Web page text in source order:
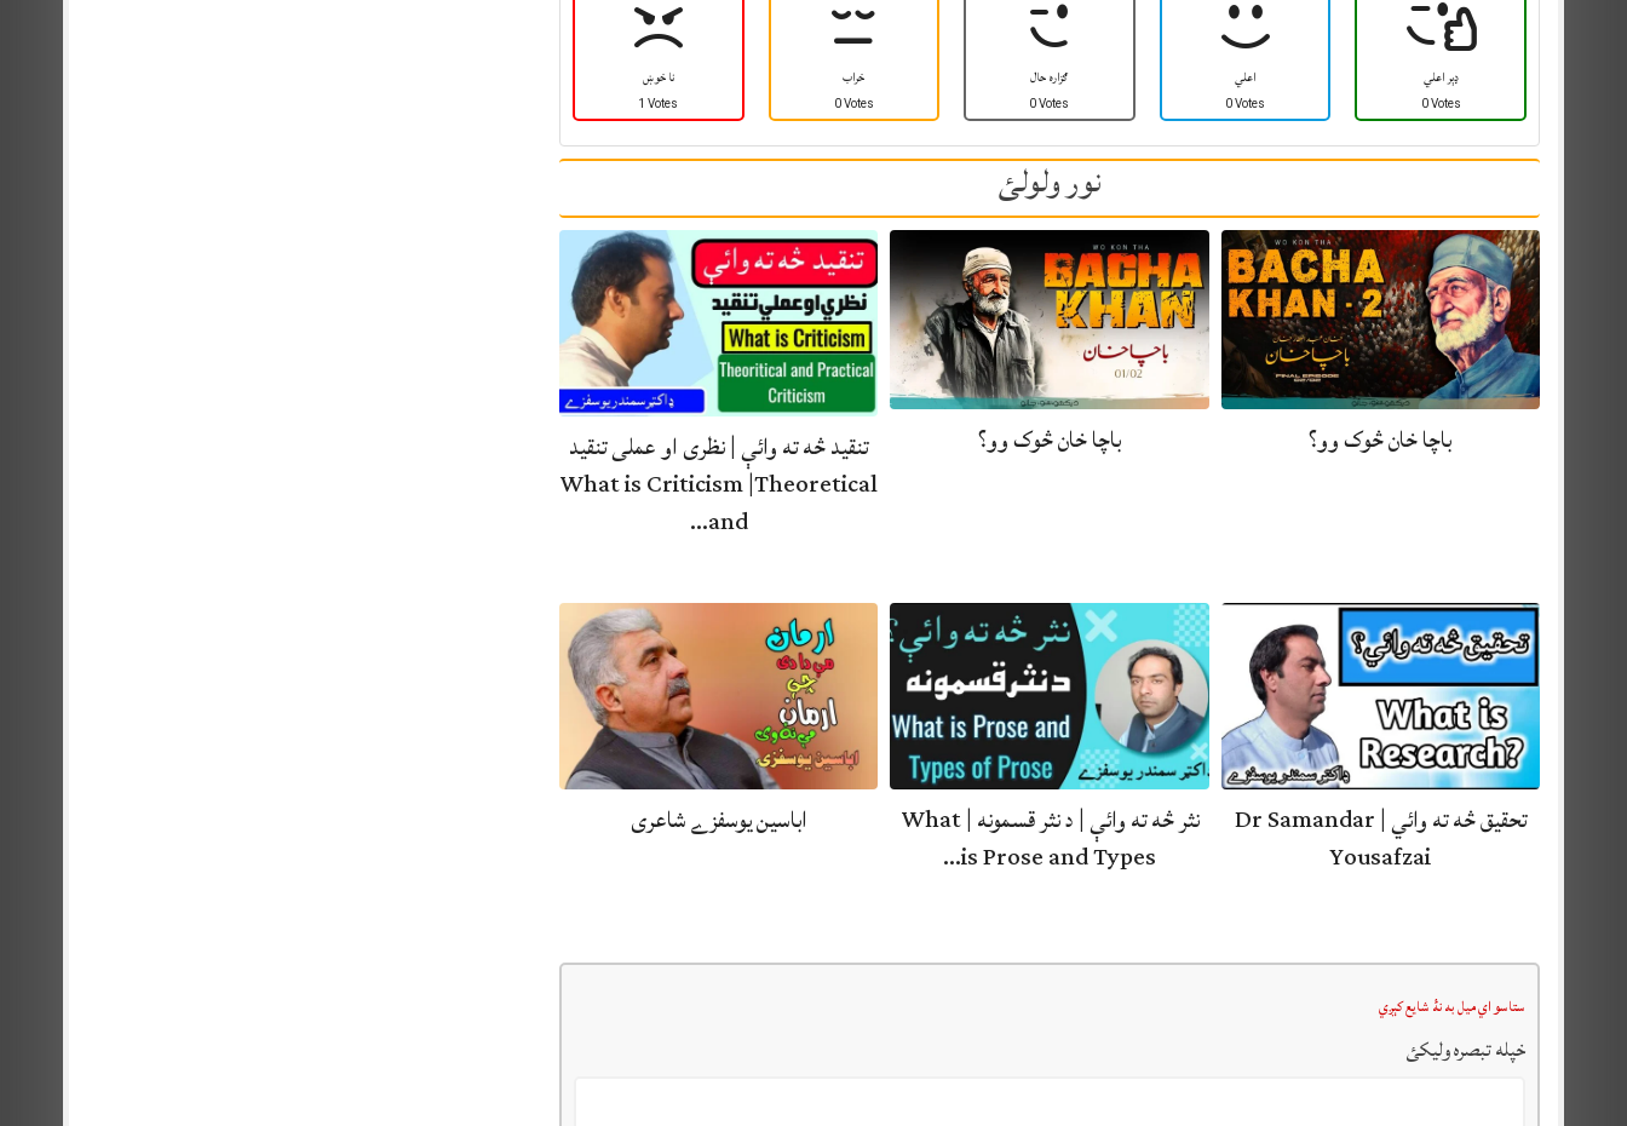
نا خوښ
1 Votes
خراب
0 Votes
ګزاره حال
0 Votes
اعلي
0 Votes
ډېر اعلي
0 Votes
نور ولولئ
باچا خان څوک وو؟ باچا خان څوک وو؟
تنقید څه ته وائې | نظری او عملی تنقید
What is Criticism |Theoretical
and…
تحقيق څه ته وائي | Dr Samandar
Yousafzai
نثر څه ته وائې | د نثر قسمونه | What
is Prose and Types…
اباسین یوسفزے شاعری
ستاسو اي ميل به نۀ شايع کېږي
خپله تبصرہ وليکئ